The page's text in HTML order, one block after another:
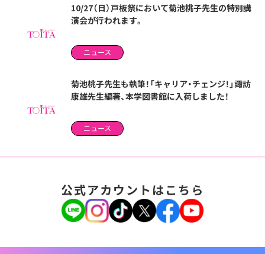
10/27（日）戸板祭において菊池桃子先生の特別講
演会が行われます。
ニュース
菊池桃子先生も執筆！「キャリア・チェンジ！」諏訪
康雄先生編著、本学図書館に入荷しました！
ニュース
公式アカウントはこちら